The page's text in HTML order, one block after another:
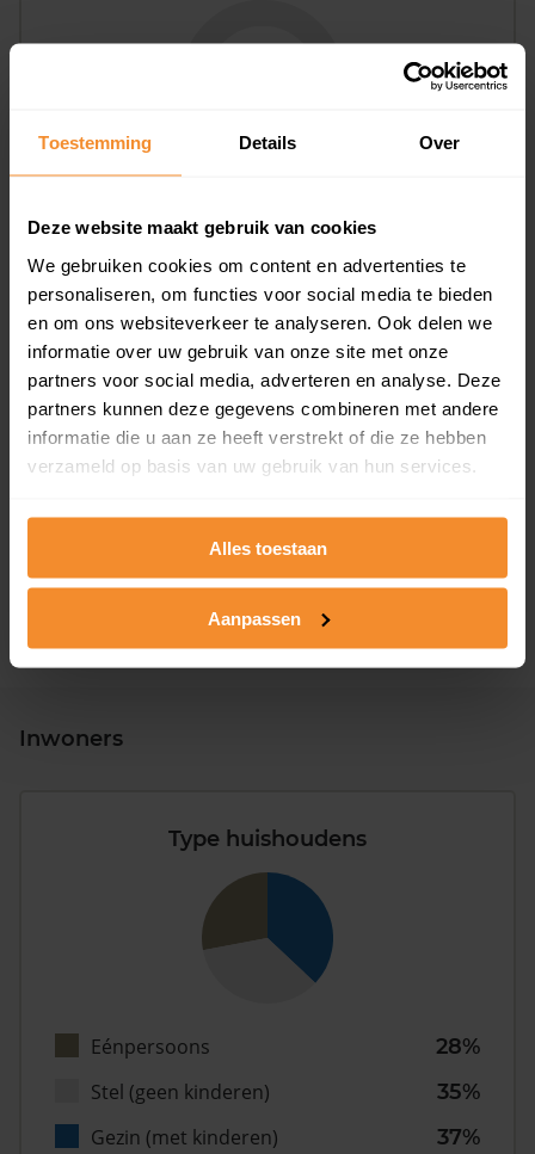
Toestemming Details Over
Deze website maakt gebruik van cookies
We gebruiken cookies om content en advertenties te
personaliseren, om functies voor social media te bieden
en om ons websiteverkeer te analyseren. Ook delen we
informatie over uw gebruik van onze site met onze
partners voor social media, adverteren en analyse. Deze
partners kunnen deze gegevens combineren met andere
informatie die u aan ze heeft verstrekt of die ze hebben
verzameld op basis van uw gebruik van hun services.
Alles toestaan
Aanpassen
Bouwjaar
T/m 1945
0%
Inwoners
Type huishoudens
Eénpersoons
28%
Stel (geen kinderen)
35%
Gezin (met kinderen)
37%